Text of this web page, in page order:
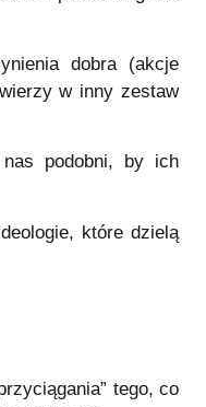
dobra (akcje
w inny zestaw
podobni, by ich
które dzielą
tego, co